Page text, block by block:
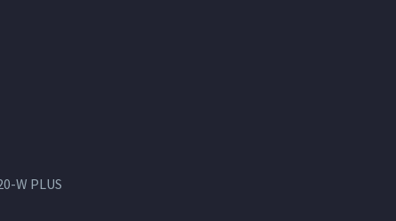
W PLUS